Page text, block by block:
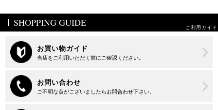
SHOPPING GUIDE ご利用ガイド